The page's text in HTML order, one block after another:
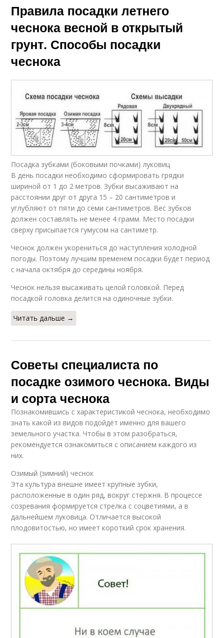
Правила посадки летнего
чеснока весной в открытый
грунт. Способы посадки
чеснока
Посадка зубками (боковыми почками) луковиц
В день посадки необходимо сформировать грядки
шириной от 1 до 2 метров. Зубки высаживают на
расстоянии друг от друга 15 – 20 сантиметров и
углубляют от пяти до семи сантиметров. Вес зубков
должен составлять не менее 4 грамм. Место посадки
сверху присыпается гумусом на сантиметр.
Чеснок должен укорениться до наступления холодной
погоды. Поэтому лучшим временем посадки будет период
с начала октября до середины ноября.
Чеснок нельзя высаживать целой головкой. Перед
посадкой головка делится на одиночные зубки.
Читать дальше →
Советы специалиста по
посадке озимого чеснока. Виды
и сорта чеснока
Познакомившись с характеристикой чеснока, необходимо
знать какой из видов подойдёт именно для вашего
земельного участка. Чтобы в этом разобраться,
рекомендуется ознакомиться с описанием каждого из
них.
Озимый (зимний) чеснок
Эта культура внешне имеет крупные зубки,
расположенные в один ряд, вокруг стержня. В процессе
созревания формируется стрелка с соцветиями, а в
дальнейшем луковица. Отличается высокой
плодовитостью, но имеет короткий срок хранения.